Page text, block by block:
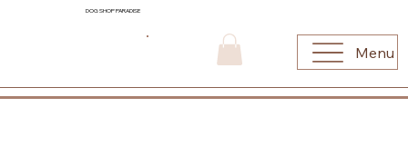
DOG SHOP PARADISE
Menu